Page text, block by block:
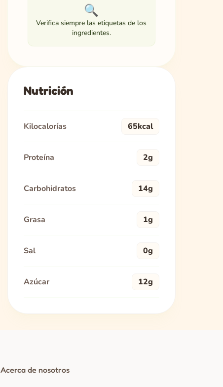
🔍
Verifica siempre las etiquetas de los
ingredientes.
Nutrición
Kilocalorías 65kcal
Proteína 2g
Carbohidratos 14g
Grasa 1g
Sal 0g
Azúcar 12g
Acerca de nosotros